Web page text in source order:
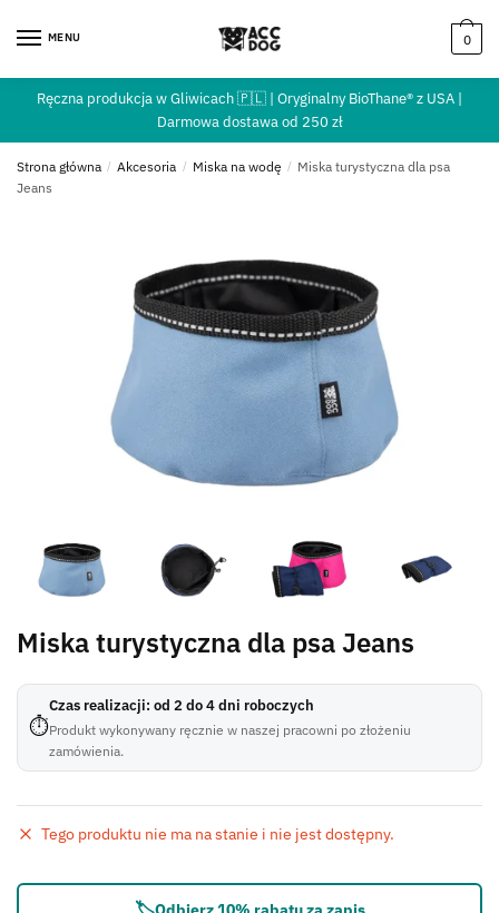
MENU 0
Ręczna produkcja w Gliwicach 🇵🇱 | Oryginalny BioThane® z USA |
Darmowa dostawa od 250 zł
Strona główna / Akcesoria / Miska na wodę / Miska turystyczna dla psa
Jeans
Miska turystyczna dla psa Jeans
⏱
Czas realizacji: od 2 do 4 dni roboczych
Produkt wykonywany ręcznie w naszej pracowni po złożeniu
zamówienia.
Tego produktu nie ma na stanie i nie jest dostępny.